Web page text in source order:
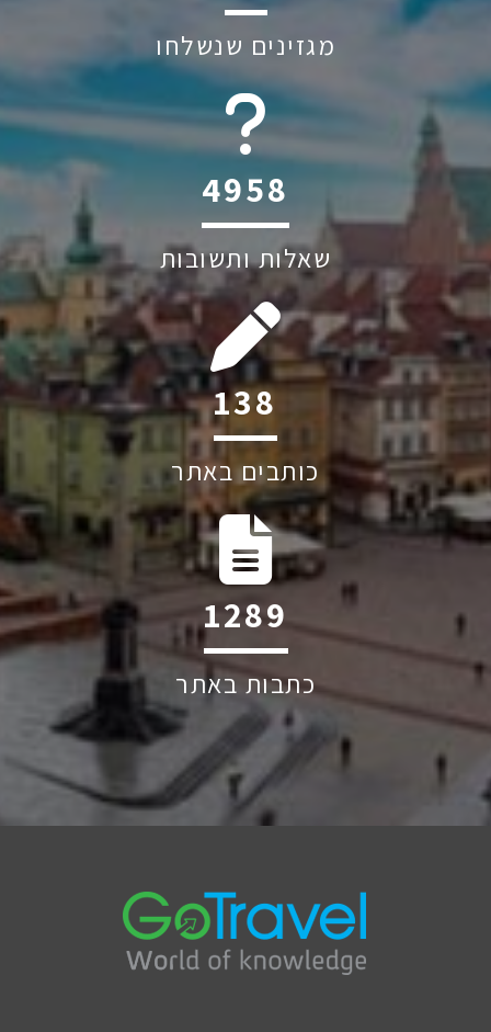
מגזינים שנשלחו
6045
שאלות ותשובות
212
כותבים באתר
1971
כתבות באתר